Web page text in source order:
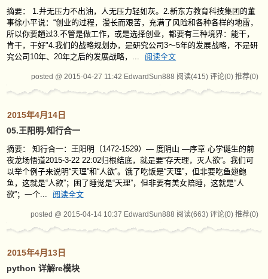
摘要： 1.井无压力不出油，人无压力轻如灰。2.新东方教育科技集团的董
事徐小平说：“创业的过程，漫长而艰苦，充满了风险和各种各样的地雷，
所以你要趟过3.不管是做工作，或是选择创业，都要有三种境界：能干，
肯干，干好"4.我们的战略规划办，是研究公司3～5年的发展战略，不是研
究公司10年、20年之后的发展战略，...
阅读全文
posted @ 2015-04-27 11:42 EdwardSun888 阅读(415) 评论(0) 推荐(0)
2015年4月14日
05.王阳明-知行合一
摘要： 知行合一：王阳明（1472-1529）— 度阴山 —序章 心学诞生的前
夜龙场悟道2015-3-22 22:02归根结底，就是要“存天理，灭人欲”。我们可
以举个例子来说明“天理”和“人欲”。饿了吃饭是“天理”，但非要吃鱼翅鲍
鱼，这就是“人欲”；困了睡觉是“天理”，但非要有美女陪睡，这就是“人
欲”；一个...
阅读全文
posted @ 2015-04-14 10:37 EdwardSun888 阅读(663) 评论(0) 推荐(0)
2015年4月13日
python 详解re模块